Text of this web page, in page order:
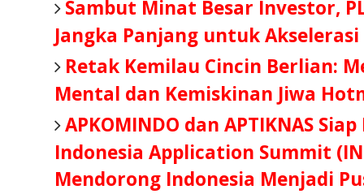
Sambut Minat Besar Investor,
Jangka Panjang untuk Akselerasi
Retak Kemilau Cincin Berlian:
Mental dan Kemiskinan Jiwa
APKOMINDO dan APTIKNAS
Indonesia Application Summit
Mendorong Indonesia Menjadi